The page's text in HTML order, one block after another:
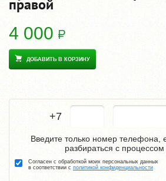
правой
4 000
ДОБАВИТЬ В КОРЗИНУ
+7
Введите только номер телефона,
разбираться с процессом
Согласен с обработкой моих персональных данных
в соответствии с политикой конфиденциальности